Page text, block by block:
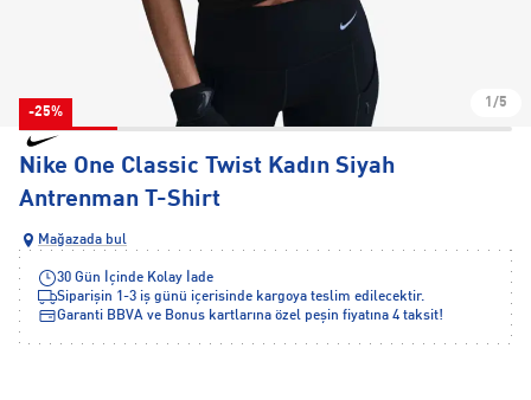
-25%
1/5
Nike One Classic Twist Kadın Siyah
Antrenman T-Shirt
Mağazada bul
30 Gün İçinde Kolay İade
Siparişin 1-3 iş günü içerisinde kargoya teslim edilecektir.
Garanti BBVA ve Bonus kartlarına özel peşin fiyatına 4 taksit!